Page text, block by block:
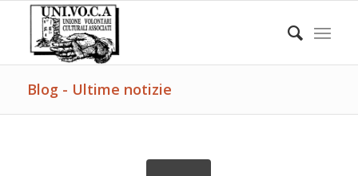
Blog - Ultime notizie